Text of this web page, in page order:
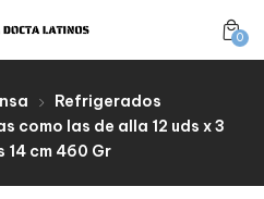
0
Refrigerados
como las de alla 12 uds x 3
14 cm 460 Gr